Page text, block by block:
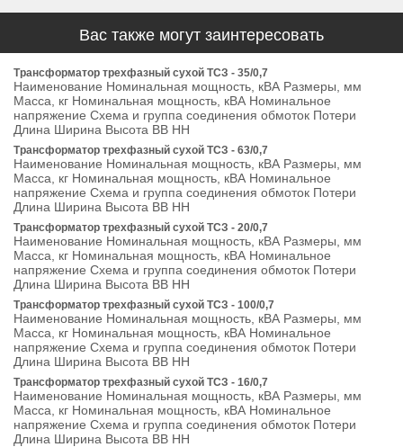
Вас также могут заинтересовать
Трансформатор трехфазный сухой ТСЗ - 35/0,7
Наименование Номинальная мощность, кВА Размеры, мм
Масса, кг Номинальная мощность, кВА Номинальное
напряжение Схема и группа соединения обмоток Потери
Длина Ширина Высота ВВ НН
Трансформатор трехфазный сухой ТСЗ - 63/0,7
Наименование Номинальная мощность, кВА Размеры, мм
Масса, кг Номинальная мощность, кВА Номинальное
напряжение Схема и группа соединения обмоток Потери
Длина Ширина Высота ВВ НН
Трансформатор трехфазный сухой ТСЗ - 20/0,7
Наименование Номинальная мощность, кВА Размеры, мм
Масса, кг Номинальная мощность, кВА Номинальное
напряжение Схема и группа соединения обмоток Потери
Длина Ширина Высота ВВ НН
Трансформатор трехфазный сухой ТСЗ - 100/0,7
Наименование Номинальная мощность, кВА Размеры, мм
Масса, кг Номинальная мощность, кВА Номинальное
напряжение Схема и группа соединения обмоток Потери
Длина Ширина Высота ВВ НН
Трансформатор трехфазный сухой ТСЗ - 16/0,7
Наименование Номинальная мощность, кВА Размеры, мм
Масса, кг Номинальная мощность, кВА Номинальное
напряжение Схема и группа соединения обмоток Потери
Длина Ширина Высота ВВ НН